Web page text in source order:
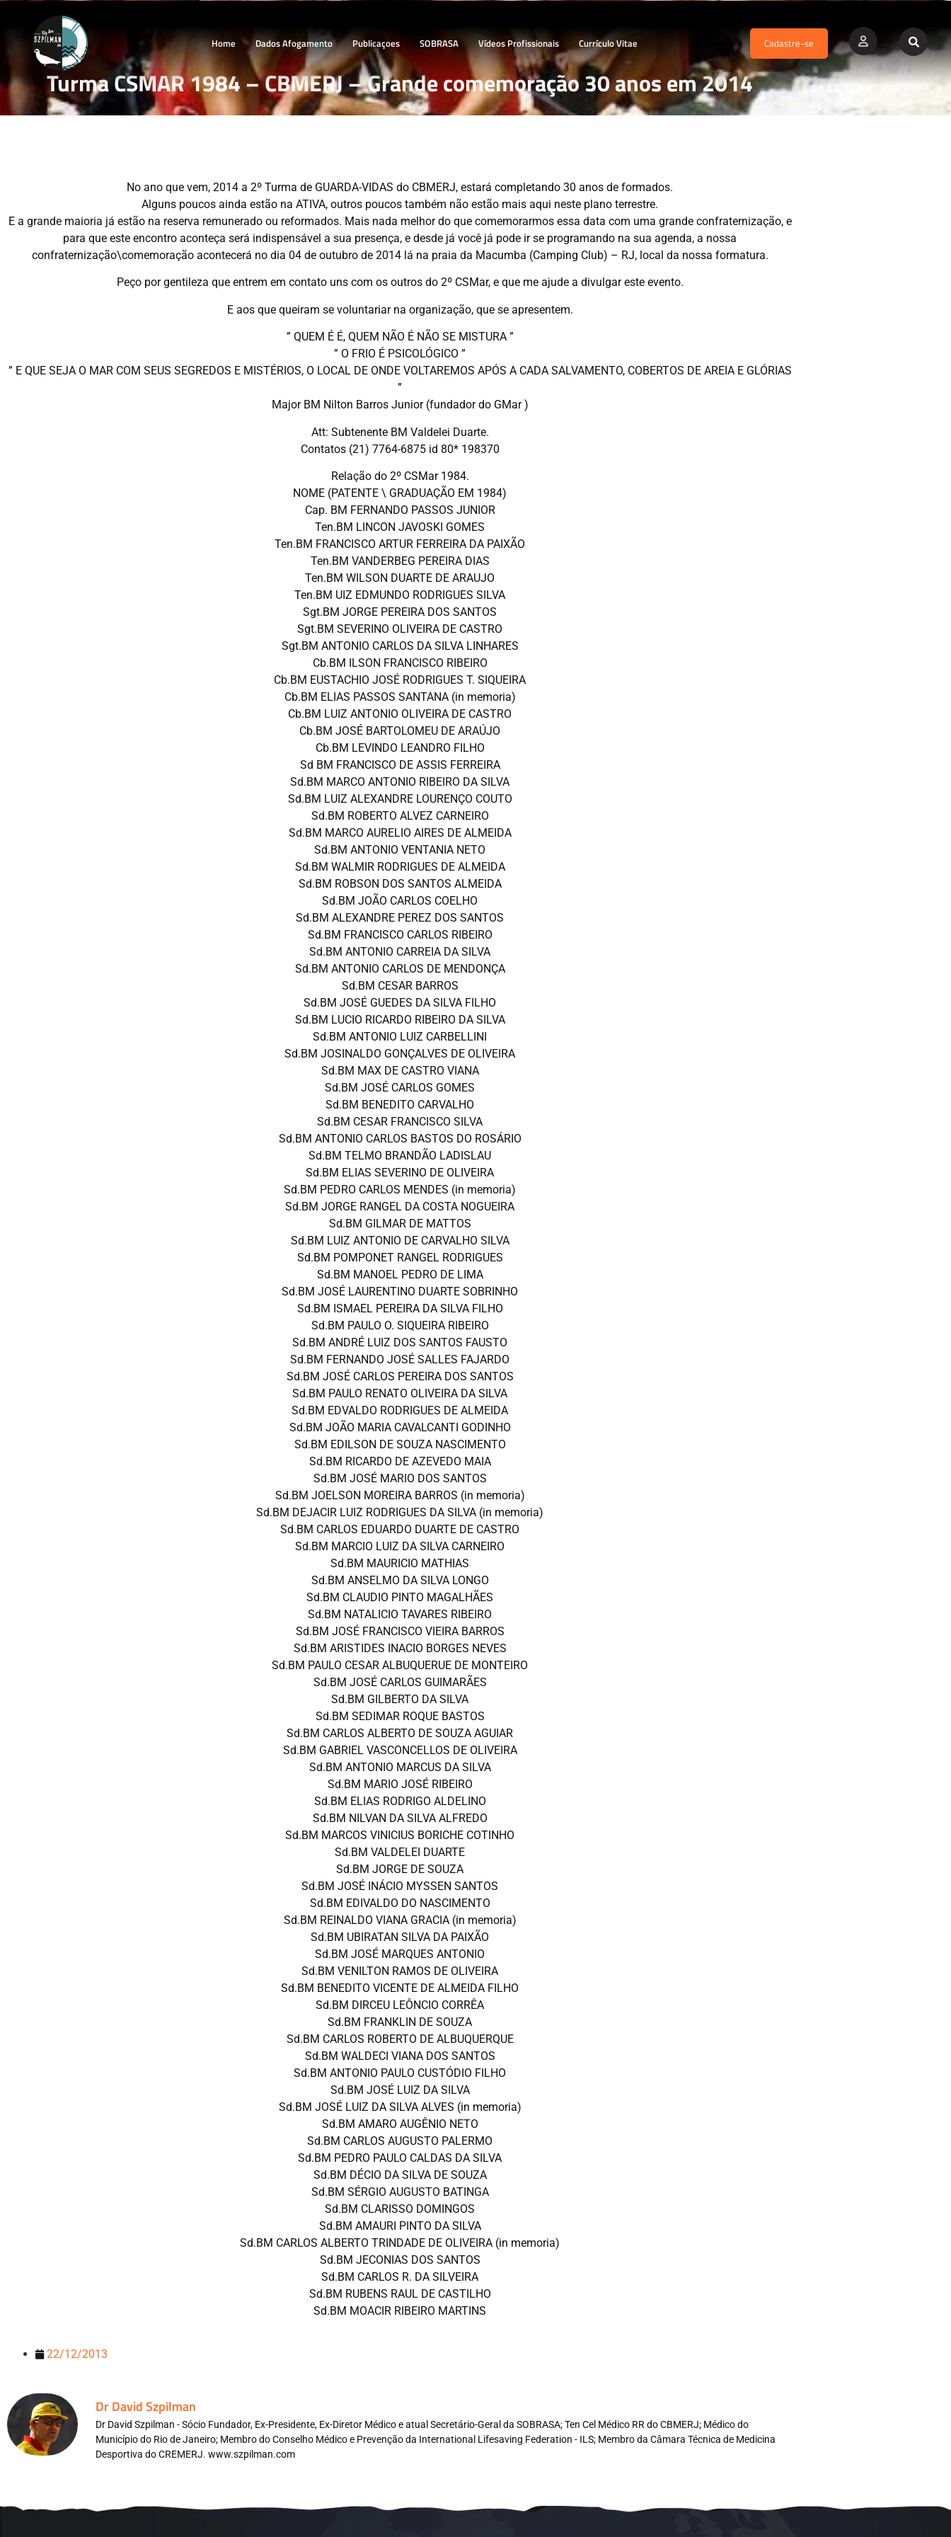
Home Dados Afogamento Publicaçoes SOBRASA Vídeos Profissionais Currículo Vitae Cadastre-se
Turma CSMAR 1984 – CBMERJ – Grande comemoração 30 anos em 2014
No ano que vem, 2014 a 2º Turma de GUARDA-VIDAS do CBMERJ, estará completando 30 anos de formados.
Alguns poucos ainda estão na ATIVA, outros poucos também não estão mais aqui neste plano terrestre.
E a grande maioria já estão na reserva remunerado ou reformados. Mais nada melhor do que comemorarmos essa data com uma grande confraternização, e
para que este encontro aconteça será indispensável a sua presença, e desde já você já pode ir se programando na sua agenda, a nossa
confraternização\comemoração acontecerá no dia 04 de outubro de 2014 lá na praia da Macumba (Camping Club) – RJ, local da nossa formatura.
Peço por gentileza que entrem em contato uns com os outros do 2º CSMar, e que me ajude a divulgar este evento.
E aos que queiram se voluntariar na organização, que se apresentem.
” QUEM É É, QUEM NÃO É NÃO SE MISTURA ”
” O FRIO É PSICOLÓGICO ”
” E QUE SEJA O MAR COM SEUS SEGREDOS E MISTÉRIOS, O LOCAL DE ONDE VOLTAREMOS APÓS A CADA SALVAMENTO, COBERTOS DE AREIA E GLÓRIAS
”
Major BM Nilton Barros Junior (fundador do GMar )
Att: Subtenente BM Valdelei Duarte.
Contatos (21) 7764-6875 id 80* 198370
Relação do 2º CSMar 1984.
NOME (PATENTE \ GRADUAÇÃO EM 1984)
Cap. BM FERNANDO PASSOS JUNIOR
Ten.BM LINCON JAVOSKI GOMES
Ten.BM FRANCISCO ARTUR FERREIRA DA PAIXÃO
Ten.BM VANDERBEG PEREIRA DIAS
Ten.BM WILSON DUARTE DE ARAUJO
Ten.BM UIZ EDMUNDO RODRIGUES SILVA
Sgt.BM JORGE PEREIRA DOS SANTOS
Sgt.BM SEVERINO OLIVEIRA DE CASTRO
Sgt.BM ANTONIO CARLOS DA SILVA LINHARES
Cb.BM ILSON FRANCISCO RIBEIRO
Cb.BM EUSTACHIO JOSÉ RODRIGUES T. SIQUEIRA
Cb.BM ELIAS PASSOS SANTANA (in memoria)
Cb.BM LUIZ ANTONIO OLIVEIRA DE CASTRO
Cb.BM JOSÉ BARTOLOMEU DE ARAÚJO
Cb.BM LEVINDO LEANDRO FILHO
Sd BM FRANCISCO DE ASSIS FERREIRA
Sd.BM MARCO ANTONIO RIBEIRO DA SILVA
Sd.BM LUIZ ALEXANDRE LOURENÇO COUTO
Sd.BM ROBERTO ALVEZ CARNEIRO
Sd.BM MARCO AURELIO AIRES DE ALMEIDA
Sd.BM ANTONIO VENTANIA NETO
Sd.BM WALMIR RODRIGUES DE ALMEIDA
Sd.BM ROBSON DOS SANTOS ALMEIDA
Sd.BM JOÃO CARLOS COELHO
Sd.BM ALEXANDRE PEREZ DOS SANTOS
Sd.BM FRANCISCO CARLOS RIBEIRO
Sd.BM ANTONIO CARREIA DA SILVA
Sd.BM ANTONIO CARLOS DE MENDONÇA
Sd.BM CESAR BARROS
Sd.BM JOSÉ GUEDES DA SILVA FILHO
Sd.BM LUCIO RICARDO RIBEIRO DA SILVA
Sd.BM ANTONIO LUIZ CARBELLINI
Sd.BM JOSINALDO GONÇALVES DE OLIVEIRA
Sd.BM MAX DE CASTRO VIANA
Sd.BM JOSÉ CARLOS GOMES
Sd.BM BENEDITO CARVALHO
Sd.BM CESAR FRANCISCO SILVA
Sd.BM ANTONIO CARLOS BASTOS DO ROSÁRIO
Sd.BM TELMO BRANDÃO LADISLAU
Sd.BM ELIAS SEVERINO DE OLIVEIRA
Sd.BM PEDRO CARLOS MENDES (in memoria)
Sd.BM JORGE RANGEL DA COSTA NOGUEIRA
Sd.BM GILMAR DE MATTOS
Sd.BM LUIZ ANTONIO DE CARVALHO SILVA
Sd.BM POMPONET RANGEL RODRIGUES
Sd.BM MANOEL PEDRO DE LIMA
Sd.BM JOSÉ LAURENTINO DUARTE SOBRINHO
Sd.BM ISMAEL PEREIRA DA SILVA FILHO
Sd.BM PAULO O. SIQUEIRA RIBEIRO
Sd.BM ANDRÉ LUIZ DOS SANTOS FAUSTO
Sd.BM FERNANDO JOSÉ SALLES FAJARDO
Sd.BM JOSÉ CARLOS PEREIRA DOS SANTOS
Sd.BM PAULO RENATO OLIVEIRA DA SILVA
Sd.BM EDVALDO RODRIGUES DE ALMEIDA
Sd.BM JOÃO MARIA CAVALCANTI GODINHO
Sd.BM EDILSON DE SOUZA NASCIMENTO
Sd.BM RICARDO DE AZEVEDO MAIA
Sd.BM JOSÉ MARIO DOS SANTOS
Sd.BM JOELSON MOREIRA BARROS (in memoria)
Sd.BM DEJACIR LUIZ RODRIGUES DA SILVA (in memoria)
Sd.BM CARLOS EDUARDO DUARTE DE CASTRO
Sd.BM MARCIO LUIZ DA SILVA CARNEIRO
Sd.BM MAURICIO MATHIAS
Sd.BM ANSELMO DA SILVA LONGO
Sd.BM CLAUDIO PINTO MAGALHÃES
Sd.BM NATALICIO TAVARES RIBEIRO
Sd.BM JOSÉ FRANCISCO VIEIRA BARROS
Sd.BM ARISTIDES INACIO BORGES NEVES
Sd.BM PAULO CESAR ALBUQUERUE DE MONTEIRO
Sd.BM JOSÉ CARLOS GUIMARÃES
Sd.BM GILBERTO DA SILVA
Sd.BM SEDIMAR ROQUE BASTOS
Sd.BM CARLOS ALBERTO DE SOUZA AGUIAR
Sd.BM GABRIEL VASCONCELLOS DE OLIVEIRA
Sd.BM ANTONIO MARCUS DA SILVA
Sd.BM MARIO JOSÉ RIBEIRO
Sd.BM ELIAS RODRIGO ALDELINO
Sd.BM NILVAN DA SILVA ALFREDO
Sd.BM MARCOS VINICIUS BORICHE COTINHO
Sd.BM VALDELEI DUARTE
Sd.BM JORGE DE SOUZA
Sd.BM JOSÉ INÁCIO MYSSEN SANTOS
Sd.BM EDIVALDO DO NASCIMENTO
Sd.BM REINALDO VIANA GRACIA (in memoria)
Sd.BM UBIRATAN SILVA DA PAIXÃO
Sd.BM JOSÉ MARQUES ANTONIO
Sd.BM VENILTON RAMOS DE OLIVEIRA
Sd.BM BENEDITO VICENTE DE ALMEIDA FILHO
Sd.BM DIRCEU LEÔNCIO CORRÊA
Sd.BM FRANKLIN DE SOUZA
Sd.BM CARLOS ROBERTO DE ALBUQUERQUE
Sd.BM WALDECI VIANA DOS SANTOS
Sd.BM ANTONIO PAULO CUSTÓDIO FILHO
Sd.BM JOSÉ LUIZ DA SILVA
Sd.BM JOSÉ LUIZ DA SILVA ALVES (in memoria)
Sd.BM AMARO AUGÊNIO NETO
Sd.BM CARLOS AUGUSTO PALERMO
Sd.BM PEDRO PAULO CALDAS DA SILVA
Sd.BM DÉCIO DA SILVA DE SOUZA
Sd.BM SÉRGIO AUGUSTO BATINGA
Sd.BM CLARISSO DOMINGOS
Sd.BM AMAURI PINTO DA SILVA
Sd.BM CARLOS ALBERTO TRINDADE DE OLIVEIRA (in memoria)
Sd.BM JECONIAS DOS SANTOS
Sd.BM CARLOS R. DA SILVEIRA
Sd.BM RUBENS RAUL DE CASTILHO
Sd.BM MOACIR RIBEIRO MARTINS
22/12/2013
Dr David Szpilman
Dr David Szpilman - Sócio Fundador, Ex-Presidente, Ex-Diretor Médico e atual Secretário-Geral da SOBRASA; Ten Cel Médico RR do CBMERJ; Médico do
Município do Rio de Janeiro; Membro do Conselho Médico e Prevenção da International Lifesaving Federation - ILS; Membro da Câmara Técnica de Medicina
Desportiva do CREMERJ. www.szpilman.com